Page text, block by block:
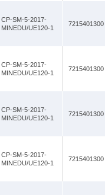
CP-SM-5-2017-
MINEDU/UE120-1
7215401300
CP-SM-5-2017-
MINEDU/UE120-1
7215401300
CP-SM-5-2017-
MINEDU/UE120-1
7215401300
CP-SM-5-2017-
MINEDU/UE120-1
7215401300